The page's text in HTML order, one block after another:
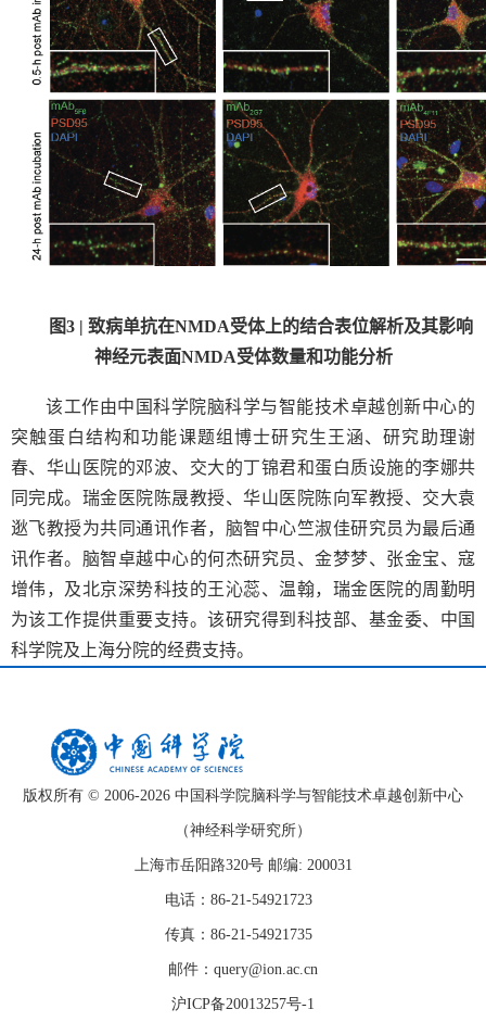
图3 | 致病单抗在NMDA受体上的结合表位解析及其影响
神经元表面NMDA受体数量和功能分析
该工作由中国科学院脑科学与智能技术卓越创新中心的
突触蛋白结构和功能课题组博士研究生王涵、研究助理谢
春、华山医院的邓波、交大的丁锦君和蛋白质设施的李娜共
同完成。瑞金医院陈晟教授、华山医院陈向军教授、交大袁
逖飞教授为共同通讯作者，脑智中心竺淑佳研究员为最后通
讯作者。脑智卓越中心的何杰研究员、金梦梦、张金宝、寇
增伟，及北京深势科技的王沁蕊、温翰，瑞金医院的周勤明
为该工作提供重要支持。该研究得到科技部、基金委、中国
科学院及上海分院的经费支持。
版权所有 © 2006-2026 中国科学院脑科学与智能技术卓越创新中心
（神经科学研究所）
上海市岳阳路320号 邮编: 200031
电话：86-21-54921723
传真：86-21-54921735
邮件：query@ion.ac.cn
沪ICP备20013257号-1